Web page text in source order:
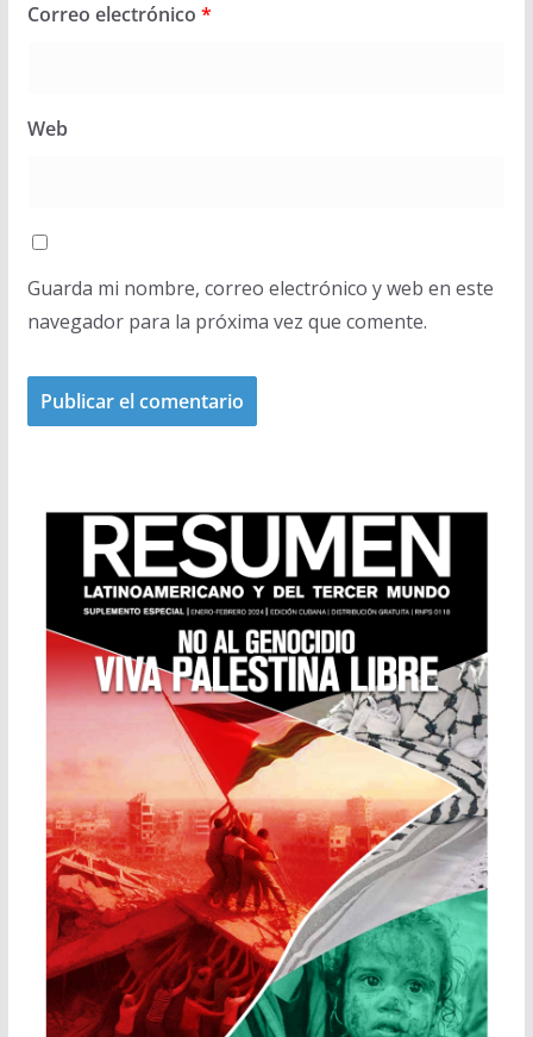
Correo electrónico *
Web
Guarda mi nombre, correo electrónico y web en este
navegador para la próxima vez que comente.